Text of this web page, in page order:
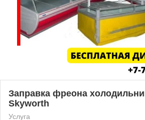
Заправка фреона
Skyworth
Услуга